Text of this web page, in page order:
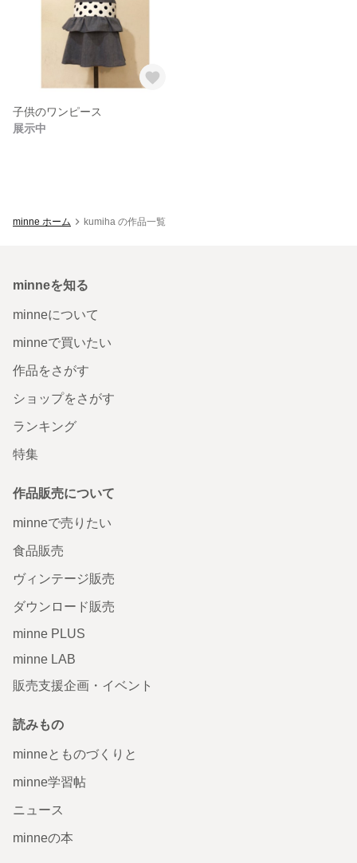
子供のワンピース
展示中
minne ホーム kumiha の作品一覧
minneを知る
minneについて
minneで買いたい
作品をさがす
ショップをさがす
ランキング
特集
作品販売について
minneで売りたい
食品販売
ヴィンテージ販売
ダウンロード販売
minne PLUS
minne LAB
販売支援企画・イベント
読みもの
minneとものづくりと
minne学習帖
ニュース
minneの本